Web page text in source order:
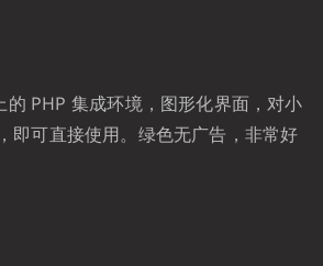
PHP 集成环境，图形化界面，对小
即可直接使用。绿色无广告，非常好